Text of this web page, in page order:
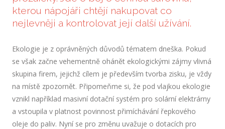
kterou nápojáři chtějí nakupovat co
nejlevněji a kontrolovat její další užívání.
Ekologie je z oprávněných důvodů tématem dneška. Pokud
se však začne vehementně ohánět ekologickými zájmy vlivná
skupina firem, jejichž cílem je především tvorba zisku, je vždy
na místě zpozornět. Připomeňme si, že pod vlajkou ekologie
vznikl například masivní dotační systém pro solární elektrárny
a vstoupila v platnost povinnost přimíchávání řepkového
oleje do paliv. Nyní se pro změnu uvažuje o dotacích pro